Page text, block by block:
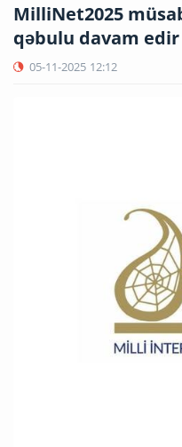
MilliNet2025
qəbulu davam edir
05-11-2025 12:12